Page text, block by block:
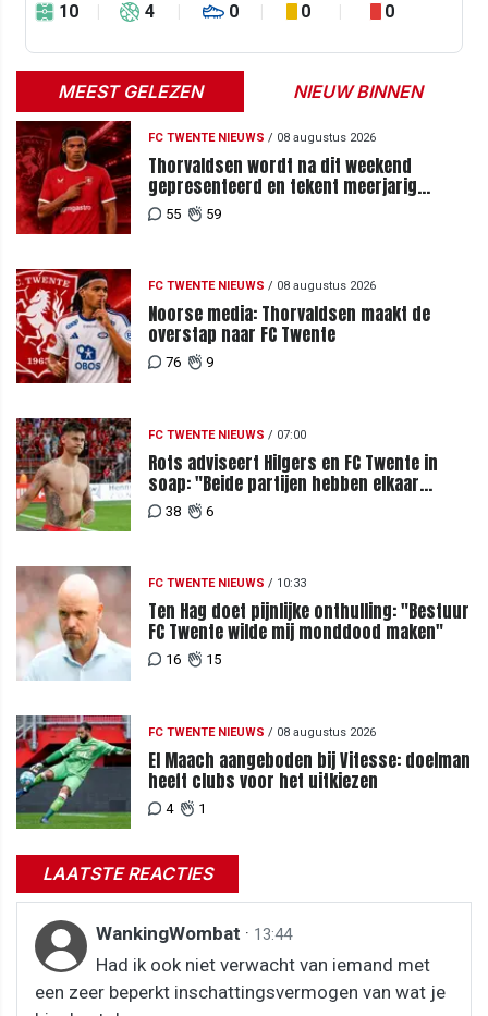
10
4 0 0 0
MEEST GELEZEN NIEUW BINNEN
FC TWENTE NIEUWS / 08 augustus 2026
Thorvaldsen wordt na dit weekend
gepresenteerd en tekent meerjarig
contract bij FC Twente
55 59
FC TWENTE NIEUWS / 08 augustus 2026
Noorse media: Thorvaldsen maakt de
overstap naar FC Twente
76 9
FC TWENTE NIEUWS / 07:00
Rots adviseert Hilgers en FC Twente in
soap: "Beide partijen hebben elkaar
teleurgesteld"
38 6
FC TWENTE NIEUWS / 10:33
Ten Hag doet pijnlijke onthulling: "Bestuur
FC Twente wilde mij monddood maken"
16 15
FC TWENTE NIEUWS / 08 augustus 2026
El Maach aangeboden bij Vitesse: doelman
heeft clubs voor het uitkiezen
4 1
LAATSTE REACTIES
WankingWombat · 13:44
Had ik ook niet verwacht van iemand met
een zeer beperkt inschattingsvermogen van wat je